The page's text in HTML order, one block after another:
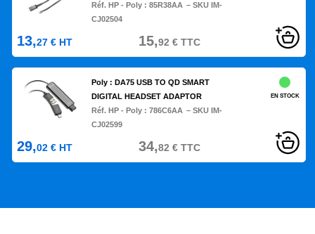
Réf. HP - Poly :85R38AA – SKU IM-
CJ02504
13,27 € HT 15,92 €TTC
Poly : DA75 USB TO QD SMART
DIGITAL HEADSET ADAPTOR
Réf. HP - Poly :786C6AA – SKU IM-
CJ02599
EN STOCK
29,02 € HT 34,82 €TTC